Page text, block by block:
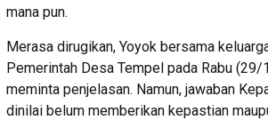
mana pun.
Merasa dirugikan, Yoyok bersama
Pemerintah Desa Tempel pada Rabu
meminta penjelasan. Namun, jawaban
dinilai belum memberikan kepastian